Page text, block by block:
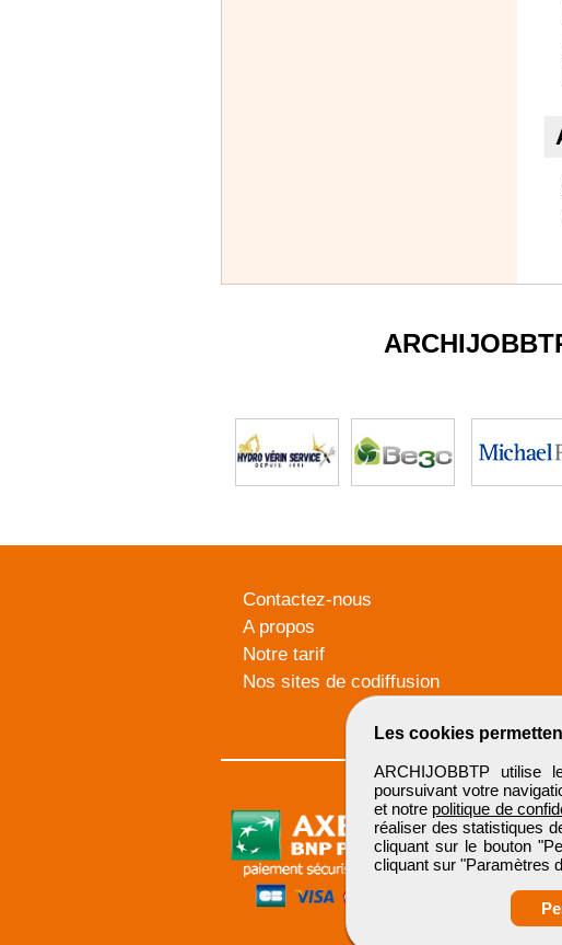
Les cookies
ARCHIJOBBTP utilise
poursuivant votre
et notre politique de
réaliser des statistiques
cliquant sur le bouton
cliquant sur "Paramètres
Contactez-nous
A propos
Notre tarif
Nos sites de codiffusion